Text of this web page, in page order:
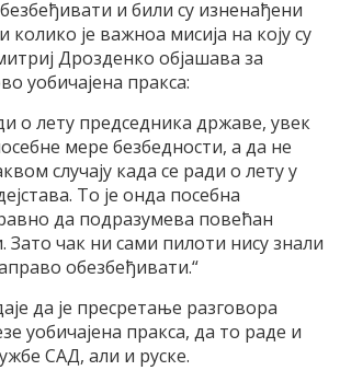
и били су изненађени
колико је важноа мисија на коју су
Дрозденко објашава за
уобичајена пракса:
о лету председника државе, увек
мере безбедности, а да не
случају када се ради о лету у
То је онда посебна
да подразумева повећан
Зато чак ни сами пилоти нису знали
обезбеђивати.“
да је пресретање разговора
уобичајена пракса, да то раде и
САД, али и руске.